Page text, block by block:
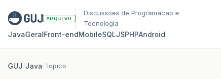
ARQUIVO
Discussoes de Programacao e
Tecnologia
JavaGeralFront‑endMobileSQLJSPHPAndroid
GUJ/Java/Topico